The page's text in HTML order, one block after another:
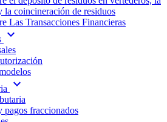
la coincineración de residuos
Las Transacciones Financieras
expand_more
expand_more
pagos fraccionados